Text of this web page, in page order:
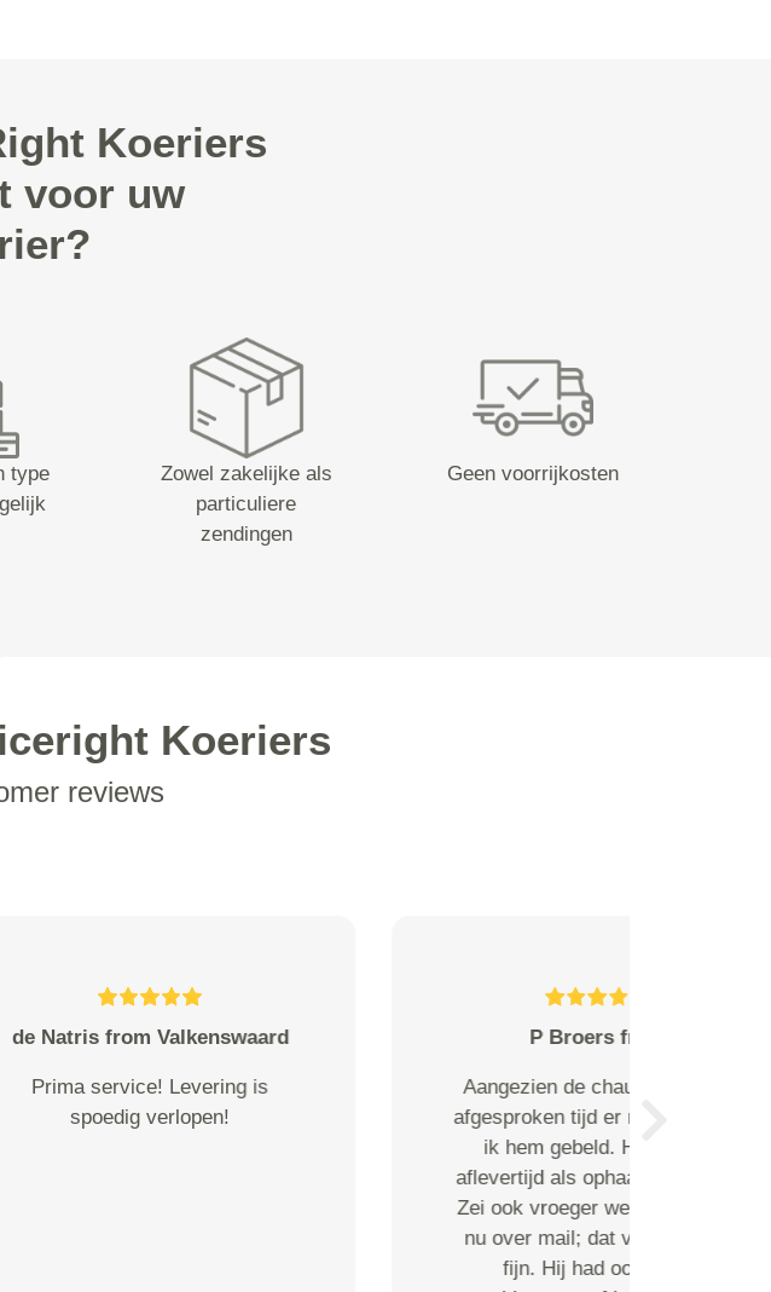
Koeriers
voor uw
type
Zowel zakelijke als
particuliere
zendingen
Geen voorrijkosten
Koeriers
reviews
op de
was heb
Ik heb een geweldige ervaring
gehad bij viamus koerie